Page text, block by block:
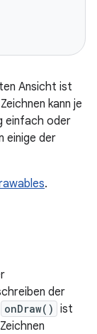
Ansicht ist
kann je
einfach oder
einige der
.
der
onDraw() ist